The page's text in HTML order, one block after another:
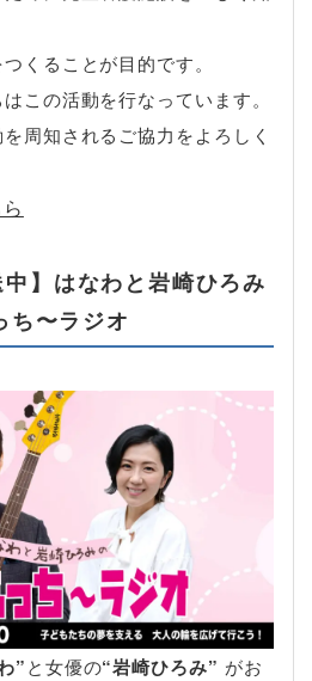
くることが目的です。
この活動を行なっています。
周知されるご協力をよろしく
中】はなわと岩崎ひろみ
〜ラジオ
”と女優の“岩崎ひろみ” がお